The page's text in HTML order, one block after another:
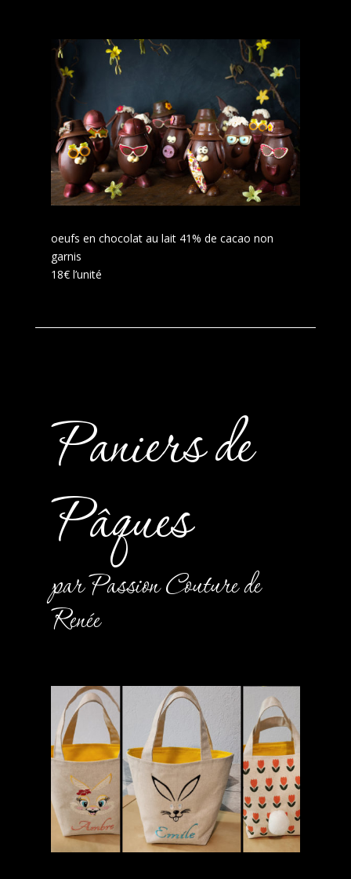
oeufs en chocolat au lait 41% de cacao non
garnis
18€ l’unité
Paniers de
Pâques
par Passion Couture de
Renée